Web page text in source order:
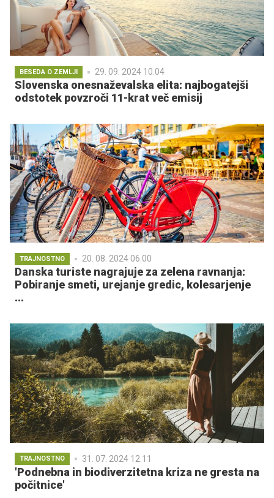
BESEDA O ZEMLJI 29. 09. 2024 10.04
Slovenska onesnaževalska elita: najbogatejši
odstotek povzroči 11-krat več emisij
TRAJNOSTNO 20. 08. 2024 06.00
Danska turiste nagrajuje za zelena ravnanja:
Pobiranje smeti, urejanje gredic, kolesarjenje
...
TRAJNOSTNO 31. 07. 2024 12.11
'Podnebna in biodiverzitetna kriza ne gresta na
počitnice'